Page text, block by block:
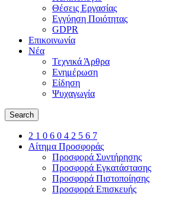
Θέσεις Εργασίας
Εγγύηση Ποιότητας
GDPR
Επικοινωνία
Νέα
Τεχνικά Άρθρα
Ενημέρωση
Είδηση
Ψυχαγωγία
Search
2 1 0 6 0 4 2 5 6 7
Αίτημα Προσφοράς
Προσφορά Συντήρησης
Προσφορά Εγκατάστασης
Προσφορά Πιστοποίησης
Προσφορά Επισκευής